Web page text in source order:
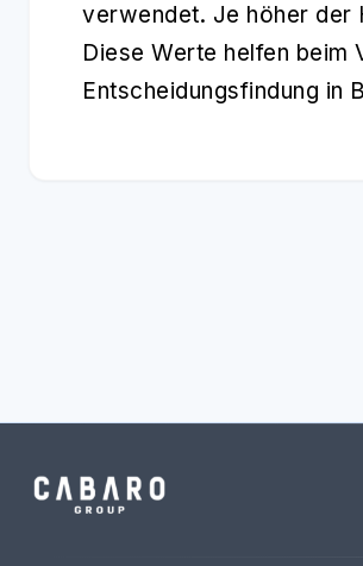
verwendet. Je höher der
Diese Werte helfen beim
Entscheidungsfindung in